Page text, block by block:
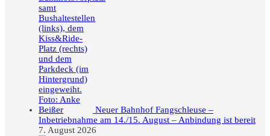
Neuer Bahnhof Fangschleuse –
Inbetriebnahme am 14./15. August – Anbindung ist bereit
7. August 2026